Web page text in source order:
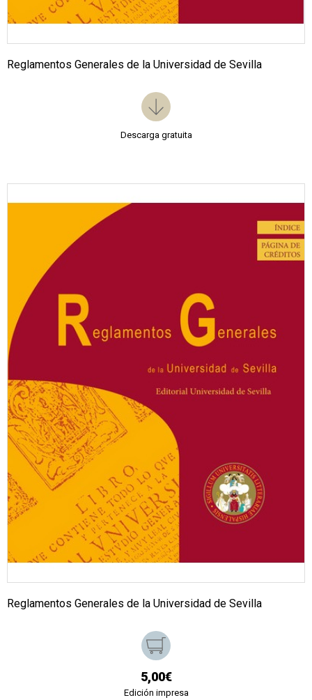
Reglamentos Generales de la Universidad de Sevilla
Descarga gratuita
Reglamentos Generales de la Universidad de Sevilla
5,00€
Edición impresa